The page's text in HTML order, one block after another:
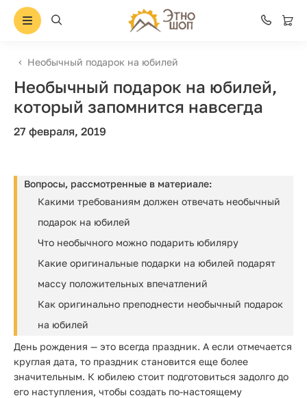
Необычный подарок на юбилей
Необычный подарок на юбилей,
который запомнится навсегда
27 февраля, 2019
Вопросы, рассмотренные в материале:
Какими требованиям должен отвечать необычный
подарок на юбилей
Что необычного можно подарить юбиляру
Какие оригинальные подарки на юбилей подарят
массу положительных впечатлений
Как оригинально преподнести необычный подарок
на юбилей
День рождения — это всегда праздник. А если отмечается
круглая дата, то праздник становится еще более
значительным. К юбилею стоит подготовиться задолго до
его наступления, чтобы создать по-настоящему